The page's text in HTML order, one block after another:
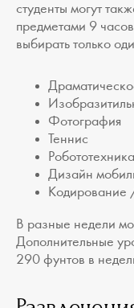
студенты могут
предметами 9
выбирать только
Фотография
Теннис
Робототехника
Дизайн
В разные недели
Дополнительные
290 фунтов в